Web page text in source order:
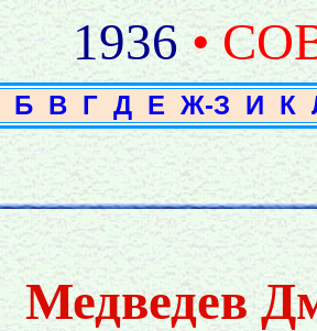
1936 •
Б В Г Д Е Ж-З И К
Медведев